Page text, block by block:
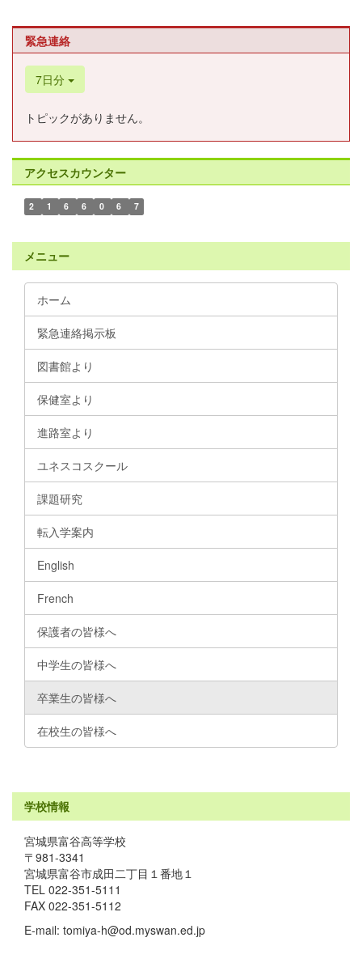
緊急連絡
7日分
トピックがありません。
アクセスカウンター
2 1 6 6 0 6 7
メニュー
ホーム
緊急連絡掲示板
図書館より
保健室より
進路室より
ユネスコスクール
課題研究
転入学案内
English
French
保護者の皆様へ
中学生の皆様へ
卒業生の皆様へ
在校生の皆様へ
学校情報
宮城県富谷高等学校
〒981-3341
宮城県富谷市成田二丁目１番地１
TEL 022-351-5111
FAX 022-351-5112
E-mail: tomiya-h@od.myswan.ed.jp